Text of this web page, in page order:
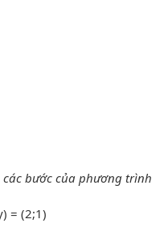
các bước của phương trình
= (2;1)